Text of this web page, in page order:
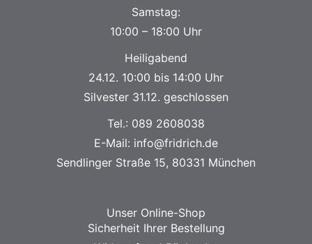
Samstag:
10:00 – 18:00 Uhr
Heiligabend
24.12. 10:00 bis 14:00 Uhr
Silvester 31.12. geschlossen
Tel.: 089 2608038
E-Mail: info@fridrich.de
Sendlinger Straße 15, 80331 München
Unser Online-Shop
Sicherheit Ihrer Bestellung